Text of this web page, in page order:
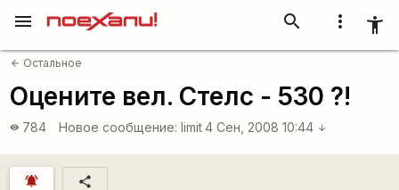
more_vert accessibility_new
search
menu
arrow_back Остальное
Оцените вел. Стелс - 530 ?!
visibility 784 Новое сообщение: limit 4 Сен, 2008 10:44 arrow_downward
notifications_active share